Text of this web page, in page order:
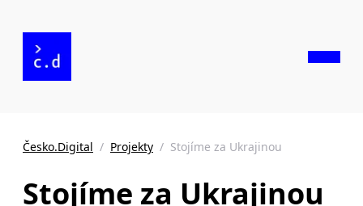
Česko.Digital / Projekty / Stojíme za Ukrajinou
Stojíme za Ukrajinou